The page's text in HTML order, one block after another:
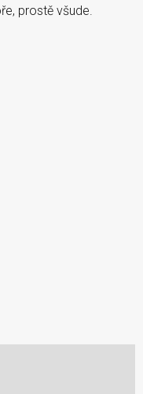
prostě všude.